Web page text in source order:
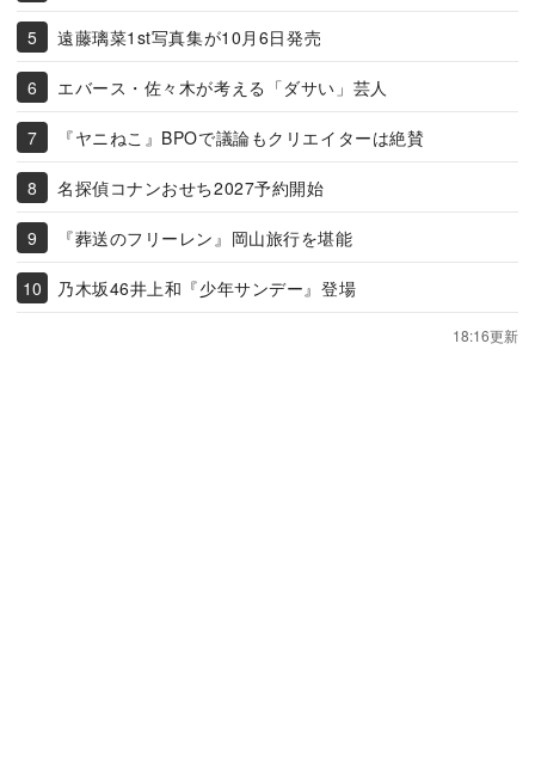
遠藤璃菜1st写真集が10月6日発売
エバース・佐々木が考える「ダサい」芸人
『ヤニねこ』BPOで議論もクリエイターは絶賛
名探偵コナンおせち2027予約開始
『葬送のフリーレン』岡山旅行を堪能
乃木坂46井上和『少年サンデー』登場
18:16更新